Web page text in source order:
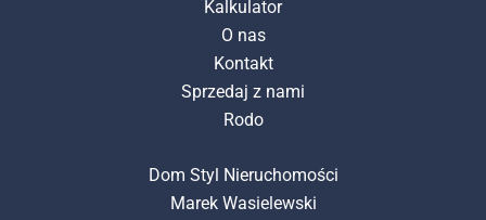
Kalkulator
O nas
Kontakt
Sprzedaj z nami
Rodo
Dom Styl Nieruchomości
Marek Wasielewski